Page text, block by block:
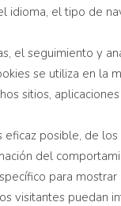
el tipo de
el seguimiento y
se utiliza en
sitios,
posible, de
del
para
visitantes